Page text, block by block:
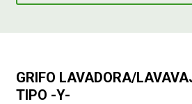
GRIFO LAVADORA/
TIPO -Y-
ENVÍOS